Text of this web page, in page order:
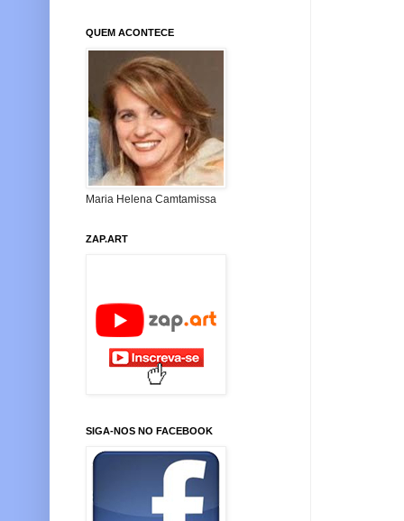
QUEM ACONTECE
Maria Helena Camtamissa
ZAP.ART
SIGA-NOS NO FACEBOOK